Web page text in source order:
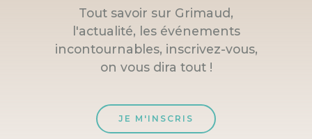
Tout savoir sur Grimaud,
l'actualité, les événements
incontournables, inscrivez-vous,
on vous dira tout !
JE M'INSCRIS